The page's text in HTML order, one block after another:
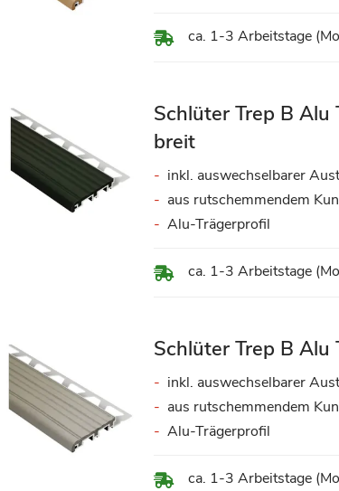
ca. 1-3 Arbeitstage
Schlüter Trep B
breit
ca. 1-3 Arbeitstage
inkl. auswechselbarer
aus rutschemmendem
Alu-Trägerprofil
Schlüter Trep B
ca. 1-3 Arbeitstage
inkl. auswechselbarer
aus rutschemmendem
Alu-Trägerprofil